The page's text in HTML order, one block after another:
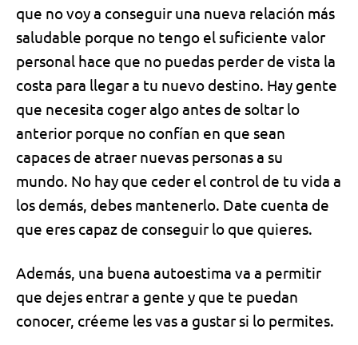
que no voy a conseguir una nueva relación más
saludable porque no tengo el suficiente valor
personal hace que no puedas perder de vista la
costa para llegar a tu nuevo destino. Hay gente
que necesita coger algo antes de soltar lo
anterior porque no confían en que sean
capaces de atraer nuevas personas a su
mundo. No hay que ceder el control de tu vida a
los demás, debes mantenerlo. Date cuenta de
que eres capaz de conseguir lo que quieres.
Además, una buena autoestima va a permitir
que dejes entrar a gente y que te puedan
conocer, créeme les vas a gustar si lo permites.